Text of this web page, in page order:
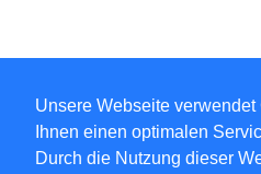
Unsere Webseite verwendet
Ihnen einen optimalen
Durch die Nutzung dieser